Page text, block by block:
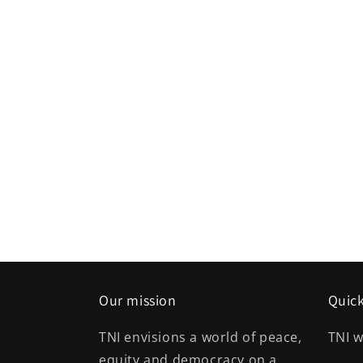
Our mission
TNI envisions a world of peace,
TNI